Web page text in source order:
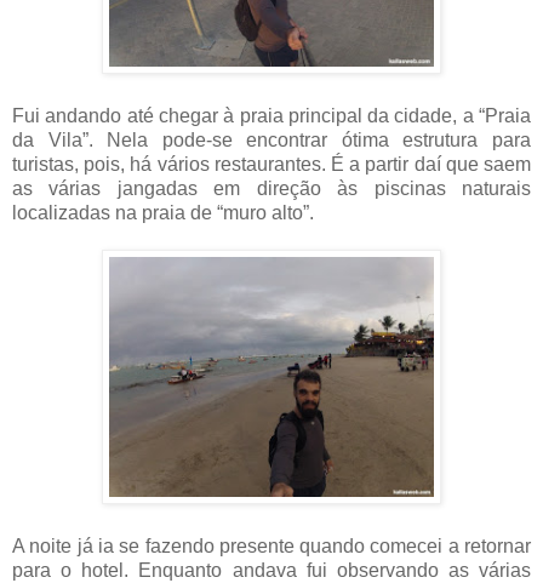
Fui andando até chegar à praia principal da cidade, a “Praia
da Vila”. Nela pode-se encontrar ótima estrutura para
turistas, pois, há vários restaurantes. É a partir daí que saem
as várias jangadas em direção às piscinas naturais
localizadas na praia de “muro alto”.
A noite já ia se fazendo presente quando comecei a retornar
para o hotel. Enquanto andava fui observando as várias